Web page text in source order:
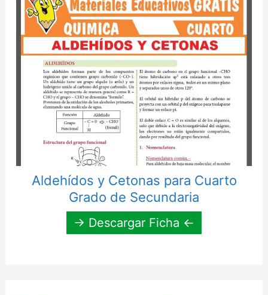
Aldehídos y Cetonas para Cuarto
Grado de Secundaria
→ Descargar Ficha ←